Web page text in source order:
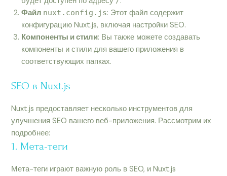
Файл nuxt.config.js: Этот файл содержит
конфигурацию Nuxt.js, включая настройки SEO.
Компоненты и стили: Вы также можете создавать
компоненты и стили для вашего приложения в
соответствующих папках.
SEO в Nuxt.js
Nuxt.js предоставляет несколько инструментов для
улучшения SEO вашего веб-приложения. Рассмотрим их
подробнее:
1. Мета-теги
Мета-теги играют важную роль в SEO, и Nuxt.js